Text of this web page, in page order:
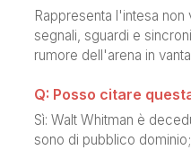
Rappresenta l'intesa
segnali, sguardi e
rumore dell'arena in
Q: Posso citare
Sì: Walt Whitman è
sono di pubblico